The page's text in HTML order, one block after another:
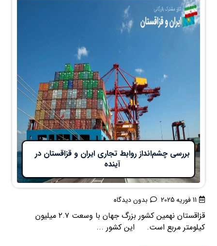
بررسی چشم‌انداز روابط تجاری ایران و قزاقستان در
آینده
11 فوریه 2025 بدون دیدگاه
قزاقستان نهمین کشور بزرگ جهان با وسعت ۲.۷ میلیون
کیلومتر مربع است. این کشور ...